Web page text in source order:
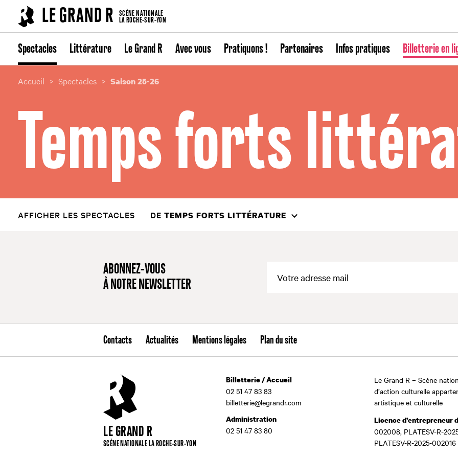
LE GRAND R
SCÈNE NATIONALE
LA ROCHE-SUR-YON
Spectacles Littérature Le Grand R Avec vous Pratiquons ! Partenaires Infos pratiques Billetterie en
Accueil Spectacles Saison 25-26
Temps forts
AFFICHER LES SPECTACLES DE TEMPS FORTS LITTÉRATURE
ABONNEZ-VOUS
À NOTRE NEWSLETTER
Contacts Actualités Mentions légales Plan du site
LE GRAND R
SCÈNE NATIONALE LA ROCHE-SUR-YON
Billetterie / Accueil
02 51 47 83 83
billetterie@legrandr.com
Administration
02 51 47 83 80
Le Grand R – Scène
d’action culturelle
artistique et culturelle
Licence d’entrepreneur
002008, PLATESV-R-
PLATESV-R-2025-002016
Cookies management panel